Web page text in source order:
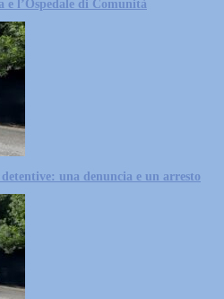
l’Ospedale di Comunità
una denuncia e un arresto